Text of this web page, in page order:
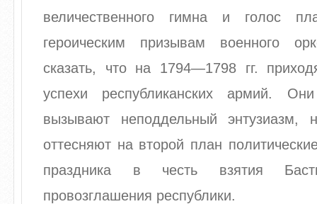
величественного гимна и голос
героическим призывам военного
сказать, что на 1794—1798 гг.
успехи республиканских армий.
вызывают неподдельный
оттесняют на второй план
праздника в честь взятия
провозглашения республики.